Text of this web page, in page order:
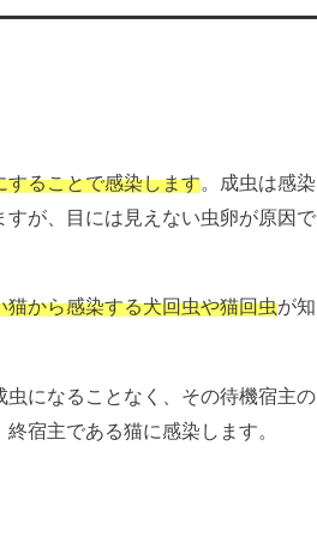
することで感染します。成虫は感染
が、目には見えない虫卵が原因で
から感染する犬回虫や猫回虫が知
になることなく、その待機宿主の
宿主である猫に感染します。